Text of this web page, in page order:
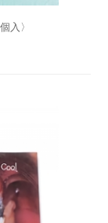
入〉